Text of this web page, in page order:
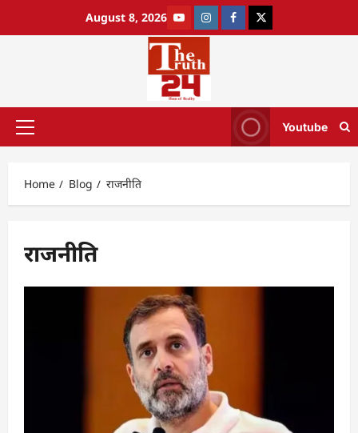
August 8, 2026
Youtube
Home Blog राजनीति
राजनीति